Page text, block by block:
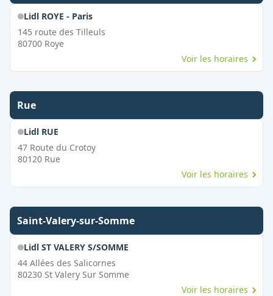
Lidl ROYE - Paris
145 route des Tilleuls
80700 Roye
Voir les horaires
Rue
Lidl RUE
47 Route du Crotoy
80120 Rue
Voir les horaires
Saint-Valery-sur-Somme
Lidl ST VALERY S/SOMME
44 Allées des Salicornes
80230 St Valery Sur Somme
Voir les horaires